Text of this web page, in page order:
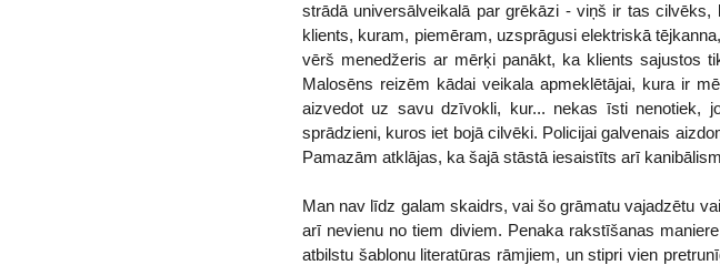
strādā universālveikalā par grēkāzi - viņš ir tas
klients, kuram, piemēram, uzsprāgusi elektriskā
vērš menedžeris ar mērķi panākt, ka klients sajustos
Malosēns reizēm kādai veikala apmeklētājai, kura ir
aizvedot uz savu dzīvokli, kur... nekas īsti nenotiek,
sprādzieni, kuros iet bojā cilvēki. Policijai galvenais
Pamazām atklājas, ka šajā stāstā iesaistīts arī
Man nav līdz galam skaidrs, vai šo grāmatu vajadzētu
arī nevienu no tiem diviem. Penaka rakstīšanas
atbilstu šablonu literatūras rāmjiem, un stipri vien